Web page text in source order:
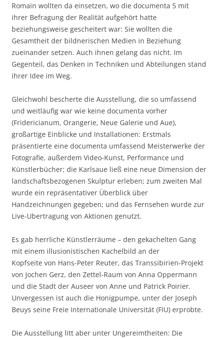
Romain wollten da einsetzen, wo die documenta 5 mit
ihrer Befragung der Realität aufgehört hatte
beziehungsweise gescheitert war: Sie wollten die
Gesamtheit der bildnerischen Medien in Beziehung
zueinander setzen. Auch ihnen gelang das nicht. Im
Gegenteil, das Denken in Techniken und Abteilungen stand
ihrer Idee im Weg.
Gleichwohl bescherte die Ausstellung, die so umfassend
und weitläufig war wie keine documenta vorher
(Fridericianum, Orangerie, Neue Galerie und Aue),
großartige Einblicke und Installationen: Erstmals
präsentierte eine documenta umfassend Meisterwerke der
Fotografie, außerdem Video-Kunst, Performance und
Künstlerbücher; die Karlsaue ließ eine neue Dimension der
landschaftsbezogenen Skulptur erleben; zum zweiten Mal
wurde ein repräsentativer Überblick über
Handzeichnungen gegeben; und das Fernsehen wurde zur
Live-Ubertragung von Aktionen genutzt.
Es gab herrliche Künstlerräume – den gekachelten Gang
mit einem illusionistischen Kachelbild an der
Kopfseite von Hans-Peter Reuter, das Transsibirien-Projekt
von Jochen Gerz, den Zettel-Raum von Anna Oppermann
und die Stadt der Auseer von Anne und Patrick Poirier.
Unvergessen ist auch die Honigpumpe, unter der Joseph
Beuys seine Freie Internationale Universität (FIU) erprobte.
Die Ausstellung litt aber unter Ungereimtheiten: Die